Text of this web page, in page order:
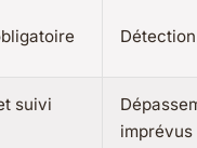
suivi